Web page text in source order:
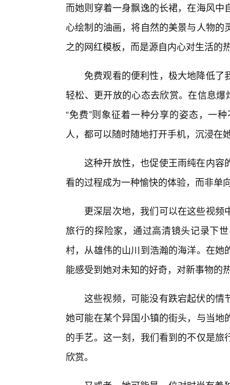
而她则穿着一身飘逸的长裙，在海风
心绘制的油画，将自然的美景与人物
之的网红模板，而是源自内心对生活的
免费观看的便利性，极大地降低
轻松、更开放的心态去欣赏。在信息
“免费”则象征着一种分享的姿态，一
人，都可以随时随地打开手机，沉浸在
这种开放性，也促使王雨纯在内容
看的过程成为一种愉快的体验，而非单
更深层次地，我们可以在这些视
旅行的探险家，通过高清镜头记录下
村，从雄伟的山川到浩瀚的海洋。在
能感受到她对未知的好奇，对新事物的
这些视频，可能没有跌宕起伏的情
她可能在某个异国小镇的街头，与当
的手艺。这一刻，我们看到的不仅是
欣赏。